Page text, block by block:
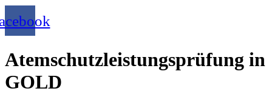
Atemschutzleistungsprüfung in
GOLD